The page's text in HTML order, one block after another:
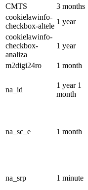
CMTS
3 months
cookielawinfo-
checkbox-altele
1 year
cookielawinfo-
checkbox-
analiza
1 year
m2digi24ro 1 month
na_id
1 year 1
month
na_sc_e 1 month
na_srp 1 minute